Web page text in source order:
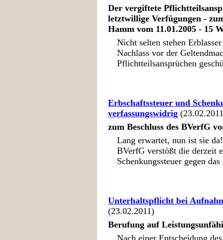
Der vergiftete
letztwillige Verfügungen -
Hamm vom 11.01.2005 - 15
Nicht selten stehen
Nachlass vor der
Pflichtteilsansprüchen
Erbschaftssteuer und
verfassungswidrig
zum Beschluss des BVerfG
Lang erwartet, nun ist sie
BVerfG verstößt die derzeit
Schenkungssteuer gegen
Unterhaltspflicht bei
(23.02.2011)
Berufung auf
Nach einer Entscheidung